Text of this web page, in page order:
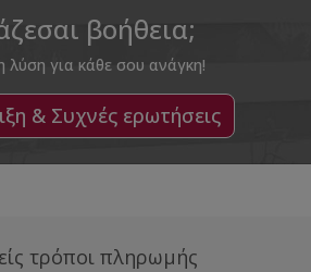
βοήθεια;
λύση για κάθε σου ανάγκη!
& Συχνές ερωτήσεις
τρόποι πληρωμής